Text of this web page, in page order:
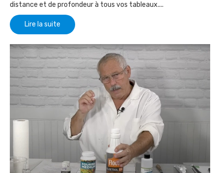
distance et de profondeur à tous vos tableaux....
Lire la suite